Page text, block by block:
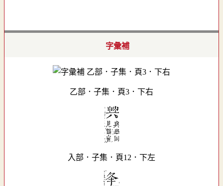
字彙補
乙部．子集．頁3．下右
入部．子集．頁12．下左